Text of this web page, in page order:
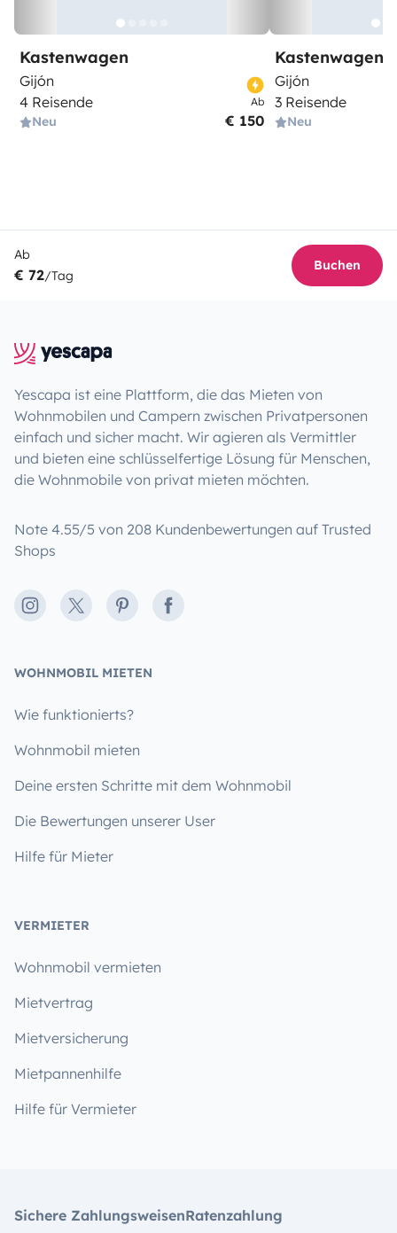
Kastenwagen
Gijón
4 Reisende
Neu
Ab
€ 150
Kastenwagen
Gijón
3 Reisende
Neu
Ab
€ 72/Tag
Buchen
Yescapa ist eine Plattform, die das Mieten von
Wohnmobilen und Campern zwischen Privatpersonen
einfach und sicher macht. Wir agieren als Vermittler
und bieten eine schlüsselfertige Lösung für Menschen,
die Wohnmobile von privat mieten möchten.
Note 4.55/5 von 208 Kundenbewertungen auf Trusted
Shops
Instagram
X PinterestFacebook
WOHNMOBIL MIETEN
Wie funktionierts?
Wohnmobil mieten
Deine ersten Schritte mit dem Wohnmobil
Die Bewertungen unserer User
Hilfe für Mieter
VERMIETER
Wohnmobil vermieten
Mietvertrag
Mietversicherung
Mietpannenhilfe
Hilfe für Vermieter
Sichere ZahlungsweisenRatenzahlung